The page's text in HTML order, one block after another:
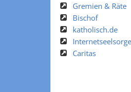
Gremien & Räte
Bischof
katholisch.de
Internetseelsorge
Caritas